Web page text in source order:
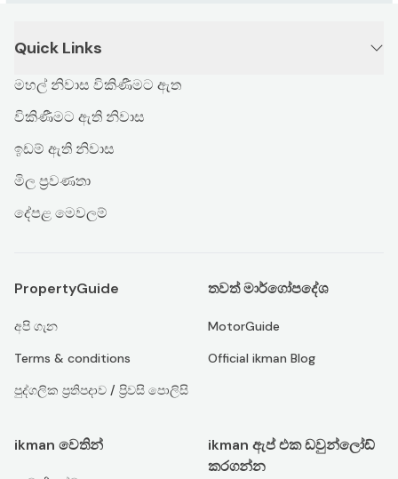
Quick Links
මහල් නිවාස විකිණීමට ඇත
විකිණීමට ඇති නිවාස
ඉඩම් ඇති නිවාස
මිල ප්‍රවණතා
දේපළ මෙවලම්
PropertyGuide
අපි ගැන
Terms & conditions
පුද්ගලික ප්‍රතිපදාව / ප්‍රිවසි පොලිසි
තවත් මාර්ගෝපදේශ
MotorGuide
Official ikman Blog
ikman වෙතින්
ikman ඇප් එක ඩවුන්ලෝඩ්
කරගන්න